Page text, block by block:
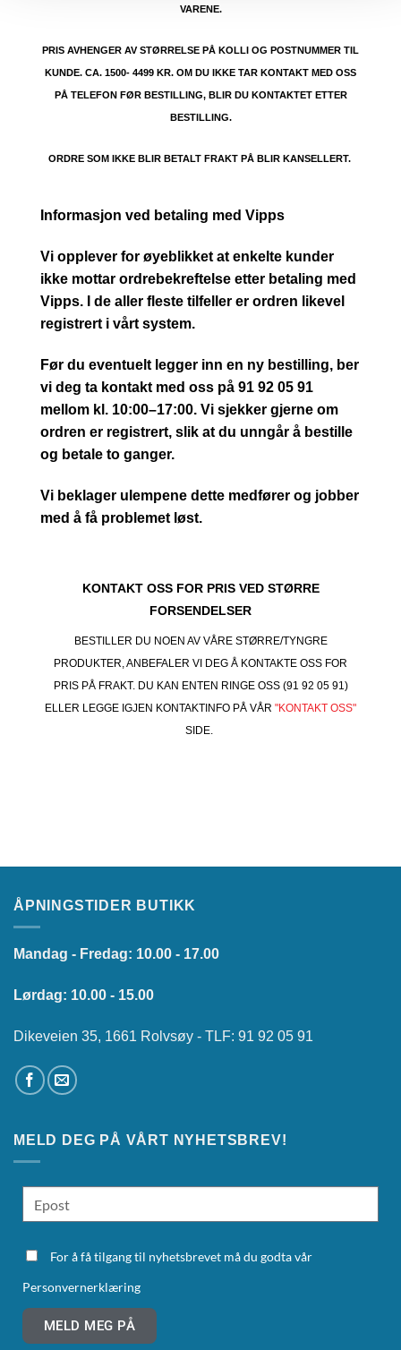
VARENE.
PRIS AVHENGER AV STØRRELSE PÅ KOLLI OG POSTNUMMER TIL
KUNDE. CA. 1500- 4499 KR. OM DU IKKE TAR KONTAKT MED OSS
PÅ TELEFON FØR BESTILLING, BLIR DU KONTAKTET ETTER
BESTILLING.
ORDRE SOM IKKE BLIR BETALT FRAKT PÅ BLIR KANSELLERT.
Informasjon ved betaling med Vipps
Vi opplever for øyeblikket at enkelte kunder
ikke mottar ordrebekreftelse etter betaling med
Vipps. I de aller fleste tilfeller er ordren likevel
registrert i vårt system.
Før du eventuelt legger inn en ny bestilling, ber
vi deg ta kontakt med oss på 91 92 05 91
mellom kl. 10:00–17:00. Vi sjekker gjerne om
ordren er registrert, slik at du unngår å bestille
og betale to ganger.
Vi beklager ulempene dette medfører og jobber
med å få problemet løst.
KONTAKT OSS FOR PRIS VED STØRRE
FORSENDELSER
BESTILLER DU NOEN AV VÅRE STØRRE/TYNGRE
PRODUKTER, ANBEFALER VI DEG Å KONTAKTE OSS FOR
PRIS PÅ FRAKT. DU KAN ENTEN RINGE OSS (91 92 05 91)
ELLER LEGGE IGJEN KONTAKTINFO PÅ VÅR "KONTAKT OSS"
SIDE.
ÅPNINGSTIDER BUTIKK
Mandag - Fredag: 10.00 - 17.00
Lørdag: 10.00 - 15.00
Dikeveien 35, 1661 Rolvsøy - TLF: 91 92 05 91
MELD DEG PÅ VÅRT NYHETSBREV!
For å få tilgang til nyhetsbrevet må du godta vår
Personvernerklæring
MELD MEG PÅ